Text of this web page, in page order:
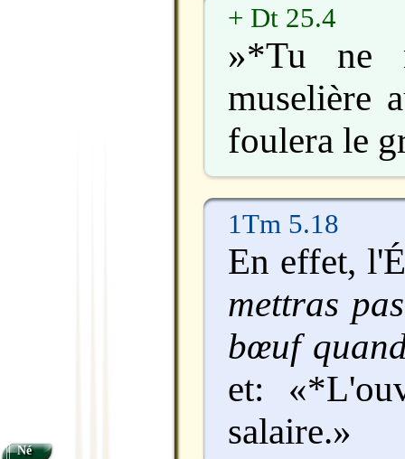
+ Dt 25.4
»*Tu ne
muselière
foulera le
1Tm 5.18
En effet,
mettras
bœuf
et:
salaire.»
Né